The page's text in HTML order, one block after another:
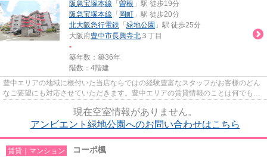
阪急宝塚本線 「 曽根 」駅 徒歩19分
阪急宝塚本線 「 岡町 」駅 徒歩20分
北大阪急行電鉄 「 緑地公園 」駅 徒歩25分
大阪府豊中市長興寺北 ３丁目
-
築年数：築36年
階数：4階建
豊中エリアの地域に根付いた当店ならではの経験豊富なスタッフがお客様のどん
なご要望にも対応させていただきます。豊中エリアの賃貸情報のことは何でもお
現在空室情報がありません。
アンビエント緑地公園へのお問い合わせはこちら
賃貸｜マンション コーポ楓